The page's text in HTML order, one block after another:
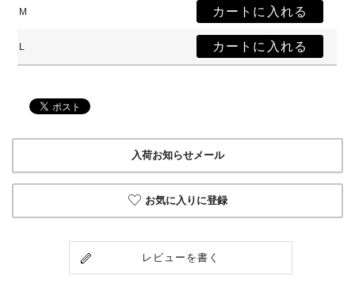
M
L
入荷お知らせメール
お気に入りに登録
レビューを書く